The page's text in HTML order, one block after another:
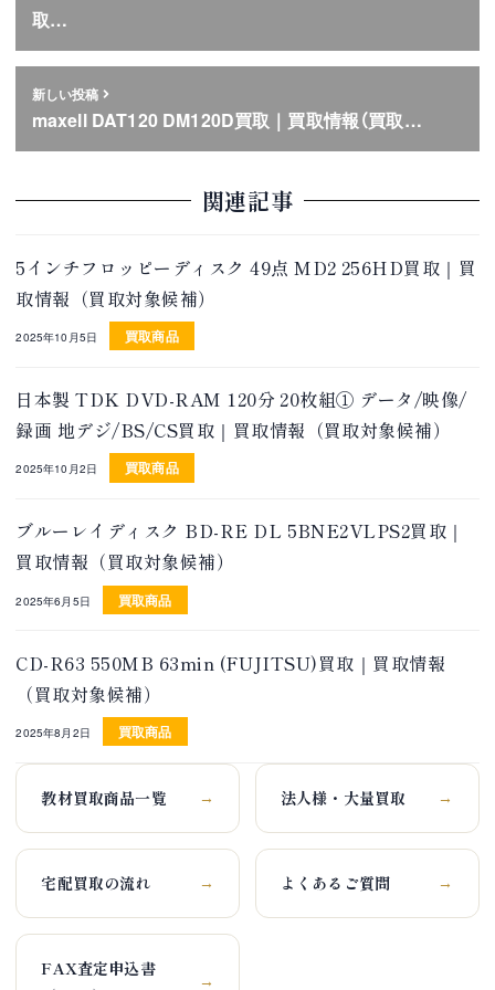
取…
新しい投稿
maxell DAT120 DM120D買取｜買取情報（買取…
関連記事
5インチフロッピーディスク 49点 MD2 256HD買取｜買
取情報（買取対象候補）
2025年10月5日 買取商品
日本製 TDK DVD-RAM 120分 20枚組① データ/映像/
録画 地デジ/BS/CS買取｜買取情報（買取対象候補）
2025年10月2日 買取商品
ブルーレイディスク BD-RE DL 5BNE2VLPS2買取｜
買取情報（買取対象候補）
2025年6月5日 買取商品
CD-R63 550MB 63min (FUJITSU)買取｜買取情報
（買取対象候補）
2025年8月2日 買取商品
教材買取商品一覧 → 法人様・大量買取 →
宅配買取の流れ → よくあるご質問 →
FAX査定申込書
→